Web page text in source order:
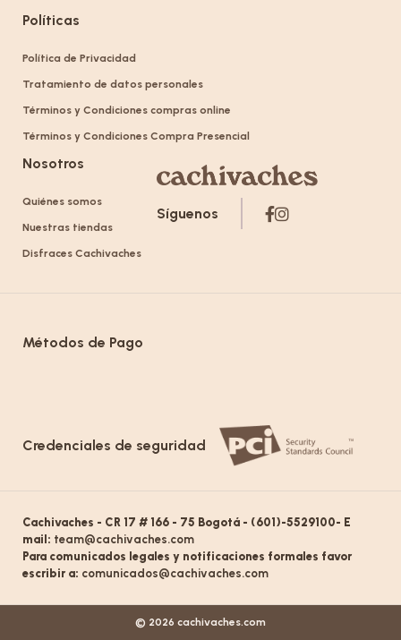
Políticas
Política de Privacidad
Tratamiento de datos personales
Términos y Condiciones compras online
Términos y Condiciones Compra Presencial
Nosotros
Quiénes somos
Nuestras tiendas
Disfraces Cachivaches
Síguenos
Métodos de Pago
Credenciales de seguridad
Cachivaches - CR 17 # 166 - 75 Bogotá - (601)-5529100- E
mail: team@cachivaches.com
Para comunicados legales y notificaciones formales favor
escribir a: comunicados@cachivaches.com
© 2026 cachivaches.com